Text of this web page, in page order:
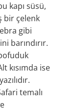
kapı süsü,
bir çelenk
gibi
barındırır.
kısımda ise
temalı